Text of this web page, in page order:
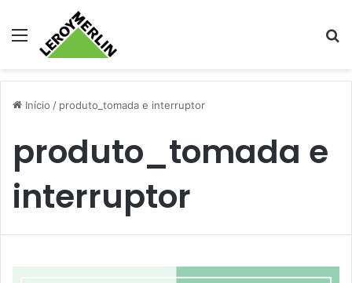
Menu
Início / produto_tomada e interruptor
produto_tomada e
interruptor